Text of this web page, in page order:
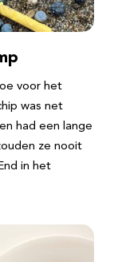
voor het
was net
had een lange
ze nooit
in het